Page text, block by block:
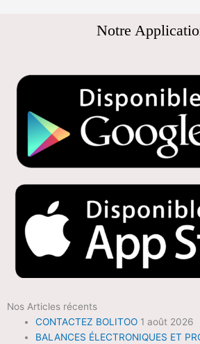
Notre
Nos Articles récents
CONTACTEZ BOLITOO 1 août 2026
BALANCES ÉLECTRONIQUES ET